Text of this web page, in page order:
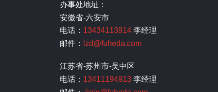
办事处地址：
安徽省-六安市
电话： 13434113914李经理
邮件：
lzd@fuheda.com
江苏省-苏州市-吴中区
电话： 13411194913李经理